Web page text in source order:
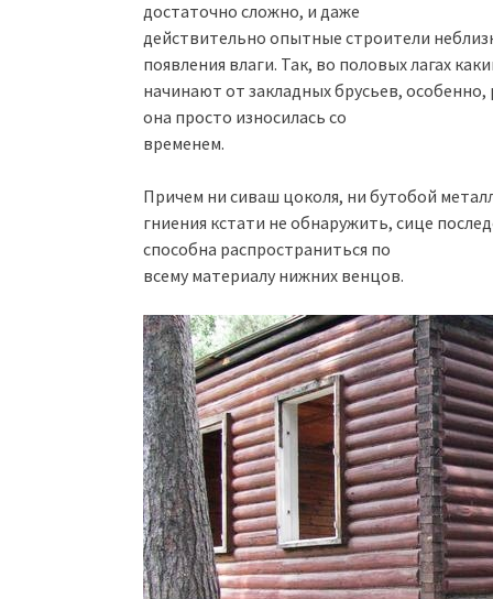
достаточно сложно, и даже
действительно опытные строители
появления влаги. Так, во половых лагах
начинают от закладных брусьев,
она просто износилась со
временем.
Причем ни сиваш цоколя, ни бутобой
гниения кстати не обнаружить, сице
способна распространиться по
всему материалу нижних венцов.